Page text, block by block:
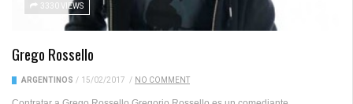
3330 VIEWS
Grego Rossello
ARGENTINOS / 15/02/2017 / NO COMMENT